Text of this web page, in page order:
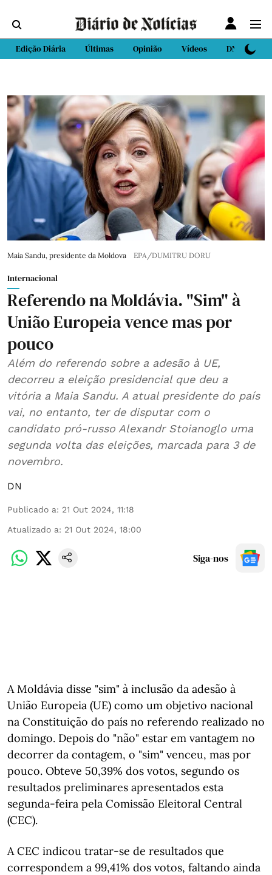
Edição Diária Últimas Opinião Vídeos DN Sport
Maia Sandu, presidente da Moldova EPA/DUMITRU DORU
Internacional
Referendo na Moldávia. "Sim" à
União Europeia vence mas por
pouco
Além do referendo sobre a adesão à UE,
decorreu a eleição presidencial que deu a
vitória a Maia Sandu. A atual presidente do país
vai, no entanto, ter de disputar com o
candidato pró-russo Alexandr Stoianoglo uma
segunda volta das eleições, marcada para 3 de
novembro.
DN
Publicado a: 21 Out 2024, 11:18
Atualizado a: 21 Out 2024, 18:00
Siga-nos
A Moldávia disse "sim" à inclusão da adesão à
União Europeia (UE) como um objetivo nacional
na Constituição do país no referendo realizado no
domingo. Depois do "não" estar em vantagem no
decorrer da contagem, o "sim" venceu, mas por
pouco. Obteve 50,39% dos votos, segundo os
resultados preliminares apresentados esta
segunda-feira pela Comissão Eleitoral Central
(CEC).
A CEC indicou tratar-se de resultados que
correspondem a 99,41% dos votos, faltando ainda